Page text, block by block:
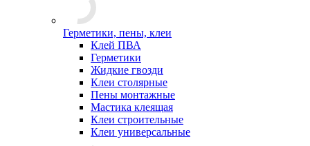
Герметики, пены, клеи
Клей ПВА
Герметики
Жидкие гвозди
Клеи столярные
Пены монтажные
Мастика клеящая
Клеи строительные
Клеи универсальные